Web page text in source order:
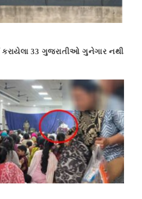
કરાયેલા 33 ગુજરાતીઓ ગુનેગાર નથી